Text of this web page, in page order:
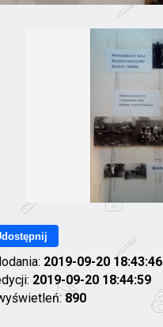
2019-09-20 18:43:46
2019-09-20 18:44:59
890